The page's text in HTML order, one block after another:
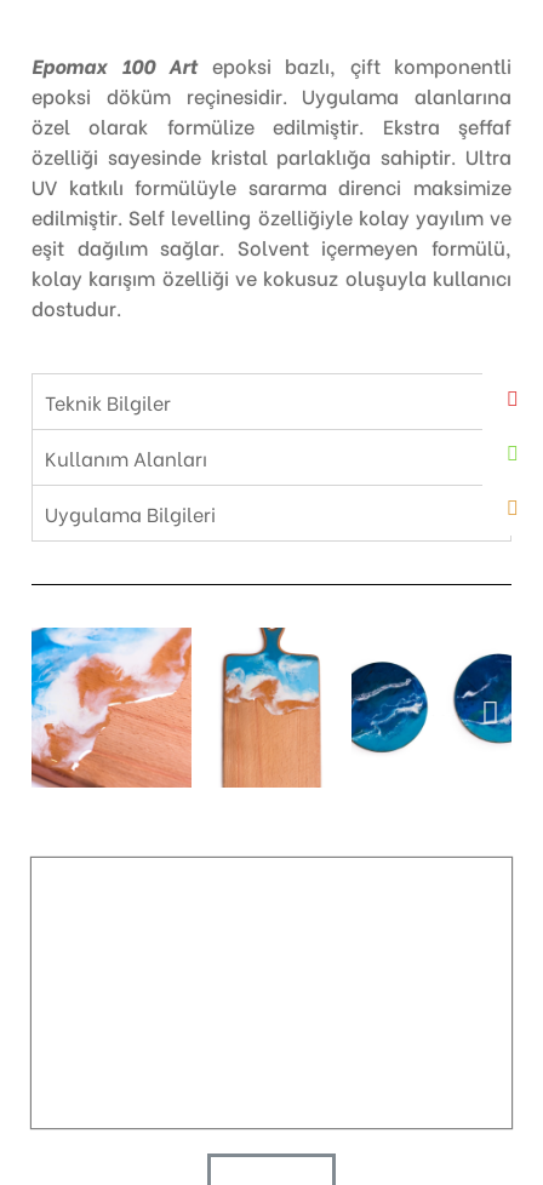
Epomax 100 Artepoksi bazlı, çift komponentli
epoksi döküm reçinesidir. Uygulama alanlarına
özel olarak formülize edilmiştir. Ekstra şeffaf
özelliği sayesinde kristal parlaklığa sahiptir. Ultra
UV katkılı formülüyle sararma direnci maksimize
edilmiştir. Self levelling özelliğiyle kolay yayılım ve
eşit dağılım sağlar. Solvent içermeyen formülü,
kolay karışım özelliği ve kokusuz oluşuyla kullanıcı
dostudur.
Teknik Bilgiler
Kullanım Alanları
Uygulama Bilgileri